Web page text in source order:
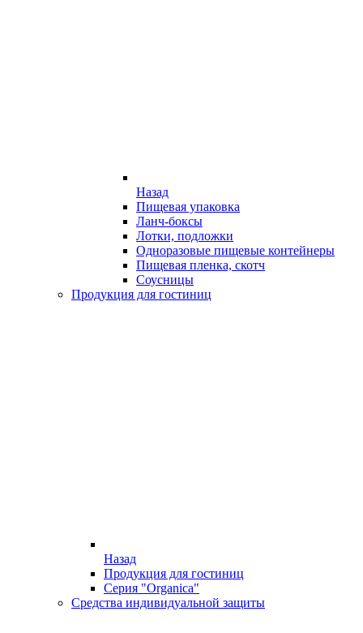
Назад
Пищевая упаковка
Ланч-боксы
Лотки, подложки
Одноразовые пищевые контейнеры
Пищевая пленка, скотч
Соусницы
Продукция для гостиниц
Назад
Продукция для гостиниц
Серия "Organica"
Средства индивидуальной защиты